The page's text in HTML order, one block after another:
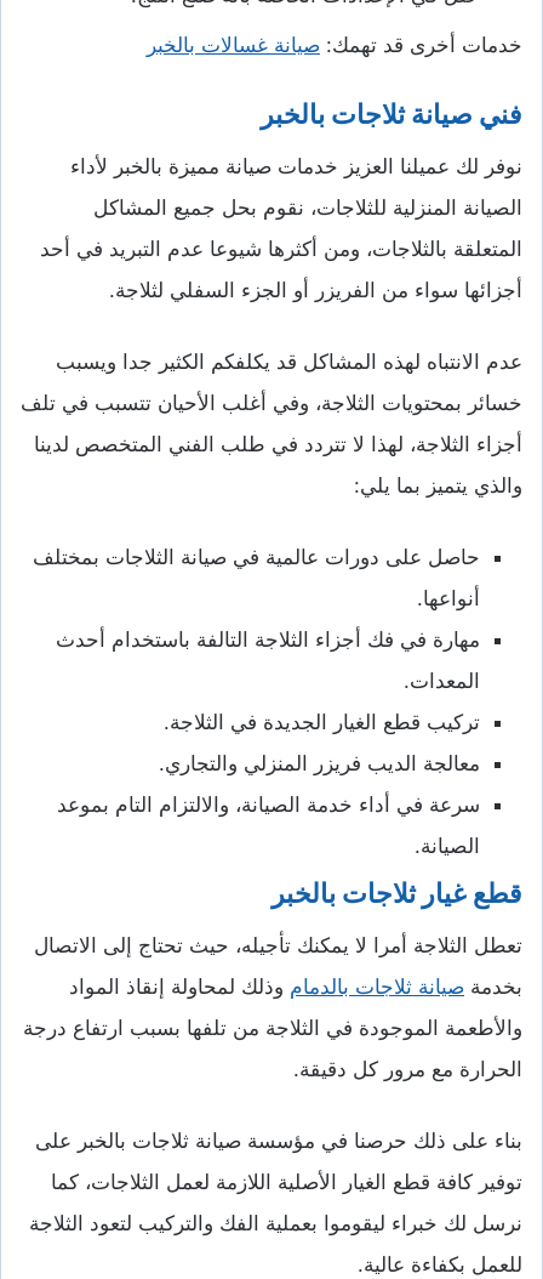
خدمات أخرى قد تهمك: صيانة غسالات بالخبر
فني صيانة ثلاجات بالخبر
نوفر لك عميلنا العزيز خدمات صيانة مميزة بالخبر لأداء
الصيانة المنزلية للثلاجات، نقوم بحل جميع المشاكل
المتعلقة بالثلاجات، ومن أكثرها شيوعا عدم التبريد في أحد
أجزائها سواء من الفريزر أو الجزء السفلي لثلاجة.
عدم الانتباه لهذه المشاكل قد يكلفكم الكثير جدا ويسبب
خسائر بمحتويات الثلاجة، وفي أغلب الأحيان تتسبب في تلف
أجزاء الثلاجة، لهذا لا تتردد في طلب الفني المتخصص لدينا
والذي يتميز بما يلي:
حاصل على دورات عالمية في صيانة الثلاجات بمختلف
أنواعها.
مهارة في فك أجزاء الثلاجة التالفة باستخدام أحدث
المعدات.
تركيب قطع الغيار الجديدة في الثلاجة.
معالجة الديب فريزر المنزلي والتجاري.
سرعة في أداء خدمة الصيانة، والالتزام التام بموعد
الصيانة.
قطع غيار ثلاجات بالخبر
تعطل الثلاجة أمرا لا يمكنك تأجيله، حيث تحتاج إلى الاتصال
بخدمة صيانة ثلاجات بالدمام وذلك لمحاولة إنقاذ المواد
والأطعمة الموجودة في الثلاجة من تلفها بسبب ارتفاع درجة
الحرارة مع مرور كل دقيقة.
بناء على ذلك حرصنا في مؤسسة صيانة ثلاجات بالخبر على
توفير كافة قطع الغيار الأصلية اللازمة لعمل الثلاجات، كما
نرسل لك خبراء ليقوموا بعملية الفك والتركيب لتعود الثلاجة
للعمل بكفاءة عالية.